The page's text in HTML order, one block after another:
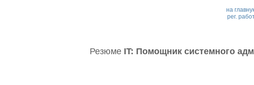
на
рег.
Резюме IT: Помощник системного